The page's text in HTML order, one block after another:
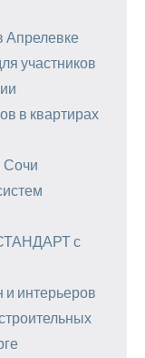
Апрелевке
участников
в квартирах
Сочи
с
и интерьеров